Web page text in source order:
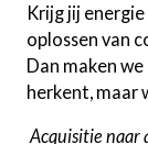
Krijg jij
oplossen van
Dan maken
herkent, maar
Acquisitie naar